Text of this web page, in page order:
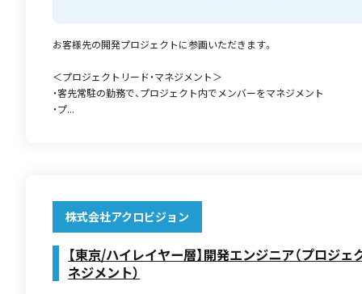
お客様先の開発プロジェクトに参画いただきます。
＜プロジェクトリード・マネジメント＞
・客先常駐の勤務で、プロジェクト内でメンバーをマネジメント
・プ...
株式会社アクロビジョン
【東京/ハイレイヤー層】開発エンジニア（プロジェ
ネジメント）